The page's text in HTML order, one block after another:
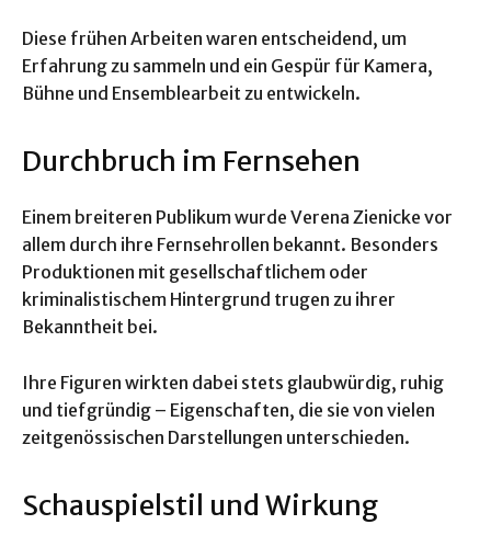
Diese frühen Arbeiten waren entscheidend, um
Erfahrung zu sammeln und ein Gespür für Kamera,
Bühne und Ensemblearbeit zu entwickeln.
Durchbruch im Fernsehen
Einem breiteren Publikum wurde Verena Zienicke vor
allem durch ihre Fernsehrollen bekannt. Besonders
Produktionen mit gesellschaftlichem oder
kriminalistischem Hintergrund trugen zu ihrer
Bekanntheit bei.
Ihre Figuren wirkten dabei stets glaubwürdig, ruhig
und tiefgründig – Eigenschaften, die sie von vielen
zeitgenössischen Darstellungen unterschieden.
Schauspielstil und Wirkung